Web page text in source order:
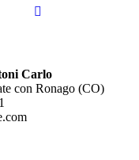
Carlo
con Ronago (CO)